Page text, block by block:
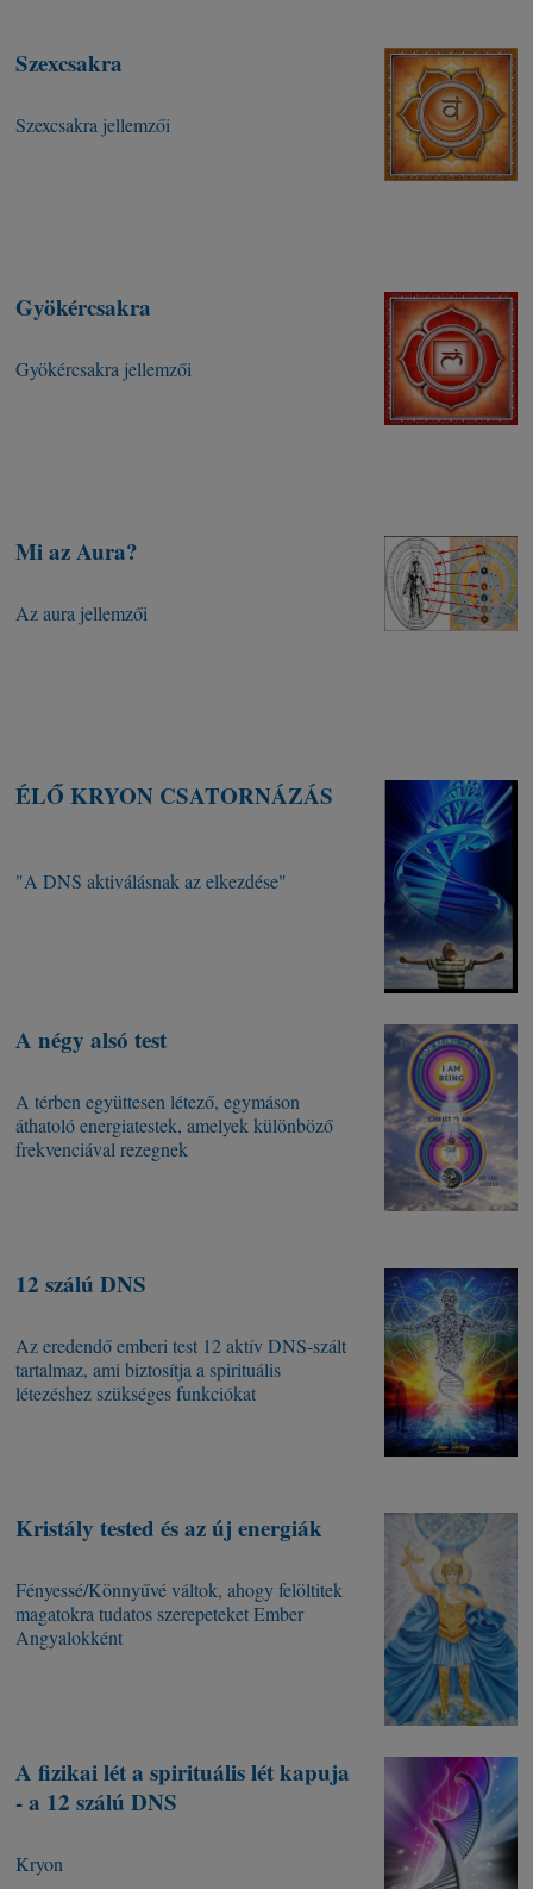
Szexcsakra
Szexcsakra jellemzői
Gyökércsakra
Gyökércsakra jellemzői
Mi az Aura?
Az aura jellemzői
ÉLŐ KRYON CSATORNÁZÁS
"A DNS aktiválásnak az elkezdése"
A négy alsó test
A térben együttesen létező, egymáson
áthatoló energiatestek, amelyek különböző
frekvenciával rezegnek
12 szálú DNS
Az eredendő emberi test 12 aktív DNS-szált
tartalmaz, ami biztosítja a spirituális
létezéshez szükséges funkciókat
Kristály tested és az új energiák
Fényessé/Könnyűvé váltok, ahogy felöltitek
magatokra tudatos szerepeteket Ember
Angyalokként
A fizikai lét a spirituális lét kapuja
- a 12 szálú DNS
Kryon